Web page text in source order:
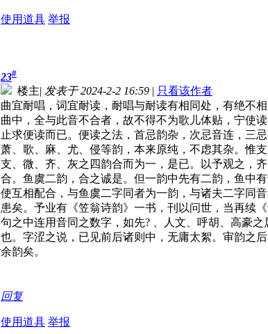
使用道具 举报
23#
楼主| 发表于 2024-2-2 16:59 | 只看该作者
曲宜耐唱，词宜耐读，耐唱与耐读有相同处，有绝不
曲中，全与此音不合者，故不得不为歌儿体贴，宁使
止求便读而已。便读之法，首忌韵杂，次忌音连，三
萧、歌、麻、尤、侵等韵，本来原纯，不虑其杂。惟
支、微、齐、灰之四韵合而为一，是已。以予观之，
合。鱼虞二韵，合之诚是。但一韵中先有二韵，鱼中
使互相配合，与鱼虞二字同者为一韵，与诸夫二字同
患矣。予业有《笠翁诗韵》一书，刊以问世，当再续
句之中连用音同之数字，如先? 、人文、呼胡、高豪
也。字涩之说，已见前后诸则中，无庸太絮。审韵之
余韵矣。
回复
使用道具 举报